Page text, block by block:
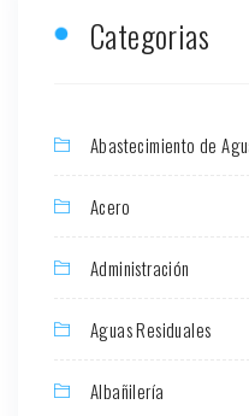
Categorias
Abastecimiento de
Acero
Administración
Aguas Residuales
Albañilería